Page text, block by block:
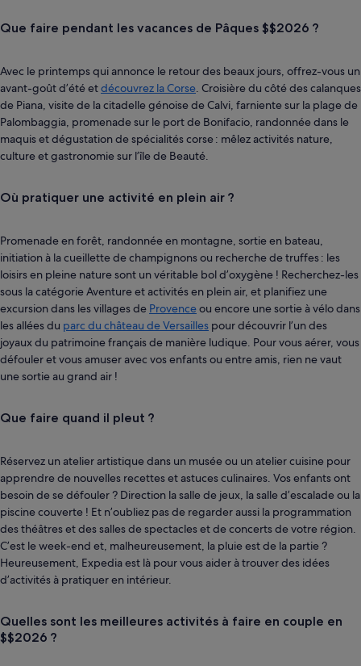
Que faire pendant les vacances de Pâques $$2026 ?
Avec le printemps qui annonce le retour des beaux jours, offrez-vous un
avant-goût d’été etdécouvrez la Corse . Croisière du côté des calanques
de Piana, visite de la citadelle génoise de Calvi, farniente sur la plage de
Palombaggia, promenade sur le port de Bonifacio, randonnée dans le
maquis et dégustation de spécialités corse : mêlez activités nature,
culture et gastronomie sur l’île de Beauté.
Où pratiquer une activité en plein air ?
Promenade en forêt, randonnée en montagne, sortie en bateau,
initiation à la cueillette de champignons ou recherche de truffes : les
loisirs en pleine nature sont un véritable bol d’oxygène ! Recherchez-les
sous la catégorie Aventure et activités en plein air, et planifiez une
excursion dans les villages de Provenceou encore une sortie à vélo dans
les allées du parc du château de Versailles pour découvrir l’un des
joyaux du patrimoine français de manière ludique. Pour vous aérer, vous
défouler et vous amuser avec vos enfants ou entre amis, rien ne vaut
une sortie au grand air !
Que faire quand il pleut ?
Réservez un atelier artistique dans un musée ou un atelier cuisine pour
apprendre de nouvelles recettes et astuces culinaires. Vos enfants ont
besoin de se défouler ? Direction la salle de jeux, la salle d’escalade ou la
piscine couverte ! Et n’oubliez pas de regarder aussi la programmation
des théâtres et des salles de spectacles et de concerts de votre région.
C’est le week-end et, malheureusement, la pluie est de la partie ?
Heureusement, Expedia est là pour vous aider à trouver des idées
d’activités à pratiquer en intérieur.
Quelles sont les meilleures activités à faire en couple en
$$2026 ?